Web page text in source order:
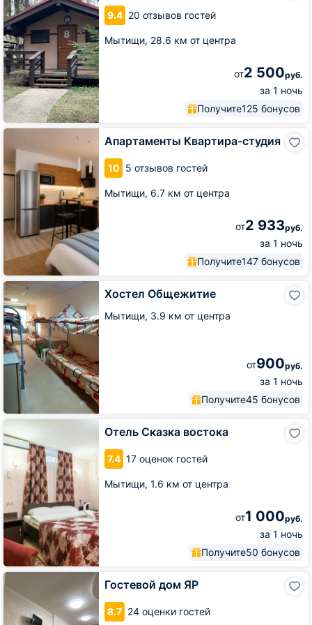
9.4 20 отзывов гостей
Мытищи, 28.6 км от центра
от2 500руб.
за 1 ночь
Получите125 бонусов
Солонцово
Апартаменты Квартира-студия
10 5 отзывов гостей
Мытищи, 6.7 км от центра
от2 933руб.
за 1 ночь
Получите147 бонусов
Апартаменты
Хостел Общежитие
Мытищи, 3.9 км от центра
от900руб.
за 1 ночь
Получите45 бонусов
Хостел
Общежитие
Отель Сказка востока
7.4 17 оценок гостей
Мытищи, 1.6 км от центра
от1 000руб.
за 1 ночь
Получите50 бонусов
Сказка
востока
Гостевой дом ЯР
8.7 24 оценки гостей
Гостевой
дом
ЯР